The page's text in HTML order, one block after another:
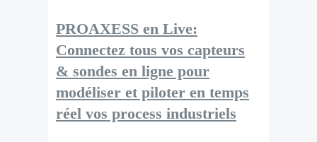
PROAXESS en Live:
Connectez tous vos capteurs
& sondes en ligne pour
modéliser et piloter en temps
réel vos process industriels